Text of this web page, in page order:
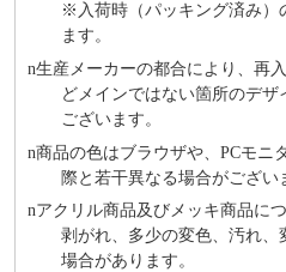
※⼊荷時（パッキング済み）
ます。
n⽣産メーカーの都合により、再
どメインではない箇所のデ
ございます。
n商品の⾊はブラウザや、PCモニ
際と若⼲異なる場合がござい
nアクリル商品及びメッキ商品に
剥がれ、多少の変色、汚れ、
場合があります。